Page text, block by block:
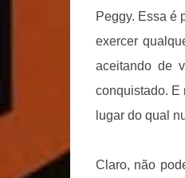
Peggy. Essa é
exercer
aceitando de
conquistado. E
lugar do qual
Claro, não